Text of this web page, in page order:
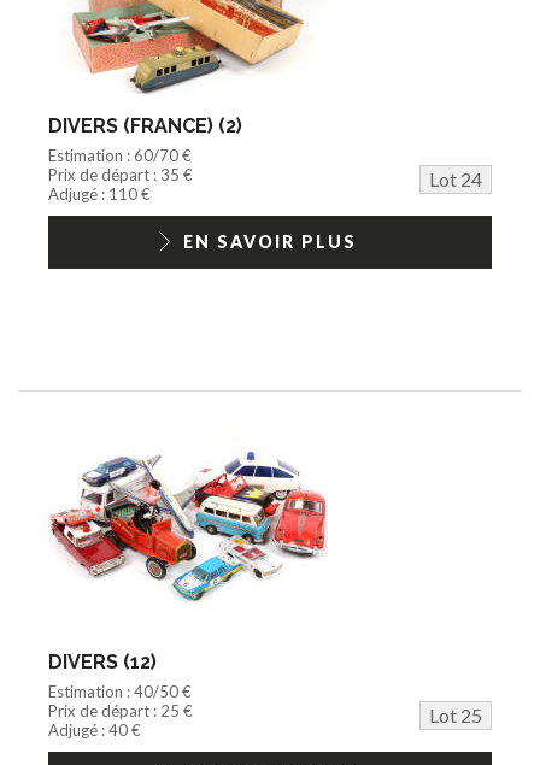
DIVERS (FRANCE) (2)
Estimation : 60/70 €
Prix de départ : 35 €
Lot 24
Adjugé : 110 €
EN SAVOIR PLUS
DIVERS (12)
Estimation : 40/50 €
Prix de départ : 25 €
Lot 25
Adjugé : 40 €